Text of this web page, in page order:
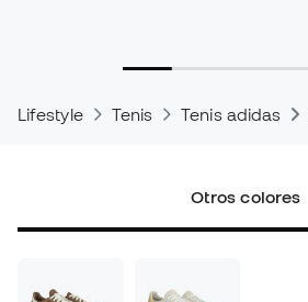
Lifestyle Tenis Tenis adidas
Otros colores